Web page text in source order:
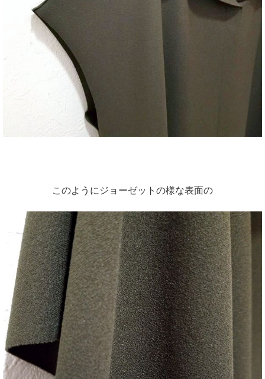
このようにジョーゼットの様な表面の